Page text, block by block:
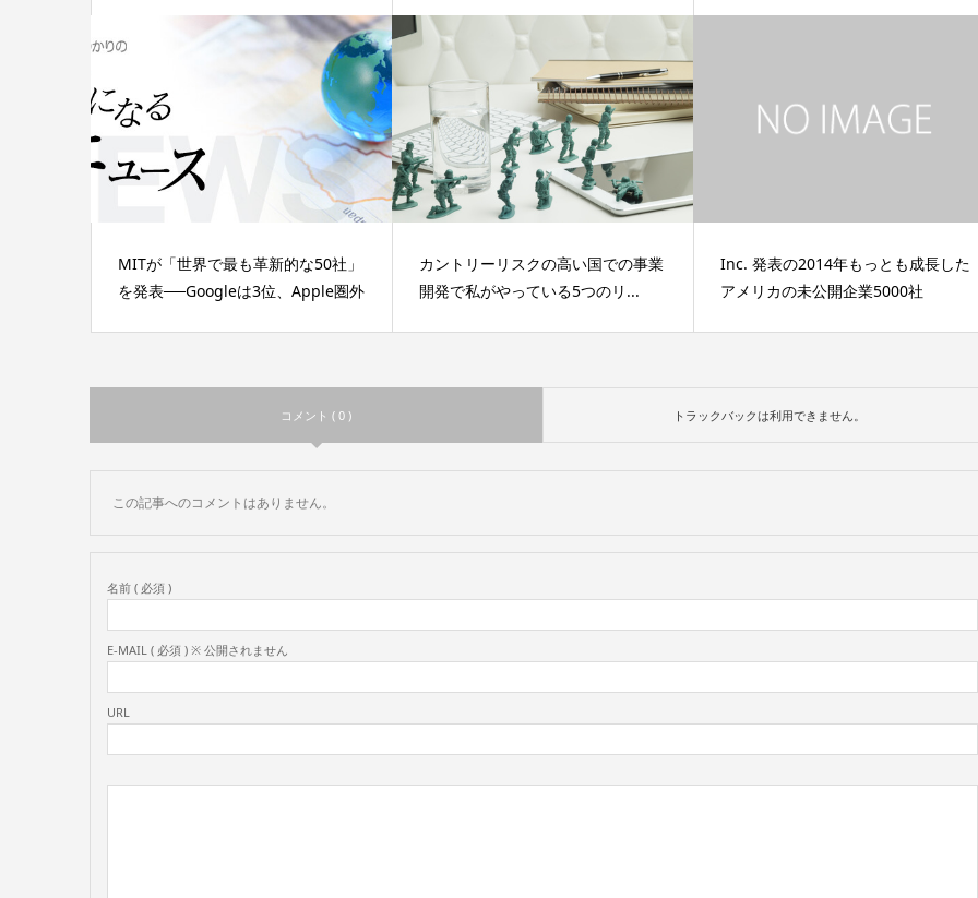
MITが「世界で最も革新的な50社」
を発表──Googleは3位、Apple圏外
カントリーリスクの高い国での事業
開発で私がやっている5つのリ...
Inc. 発表の2014年もっとも成長した
アメリカの未公開企業5000社
コメント ( 0 ) トラックバックは利用できません。
この記事へのコメントはありません。
名前 ( 必須 )
E-MAIL ( 必須 ) ※ 公開されません
URL